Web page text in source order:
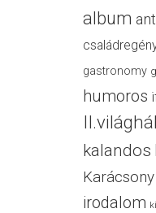
album
gastronomy
humoros
kalandos
Karácsony
irodalom